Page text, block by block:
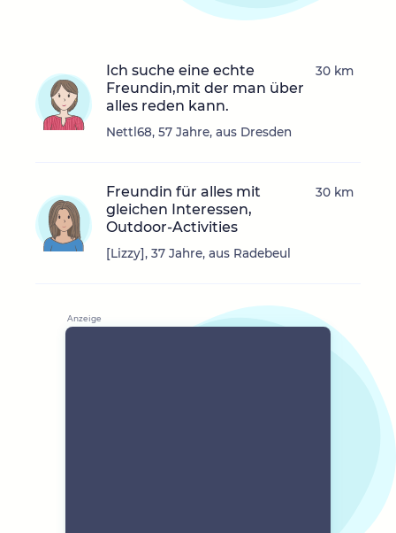
Ich suche eine echte
Freundin,mit der man über
alles reden kann.
Nettl68, 57 Jahre, aus Dresden
30 km
Freundin für alles mit
gleichen Interessen,
Outdoor-Activities
[Lizzy], 37 Jahre, aus Radebeul
30 km